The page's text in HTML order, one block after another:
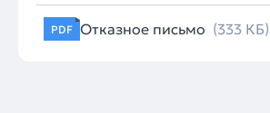
PDF Отказное письмо (333 КБ)